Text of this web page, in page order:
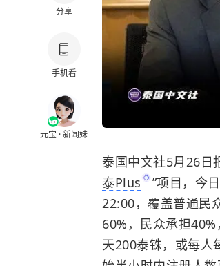
分享
手机看
元宝 · 新闻妹
泰国中文社5月26日
泰Plus
”项目，今
22:00，覆盖普通民
60%，民众承担
天200泰铢，或每人